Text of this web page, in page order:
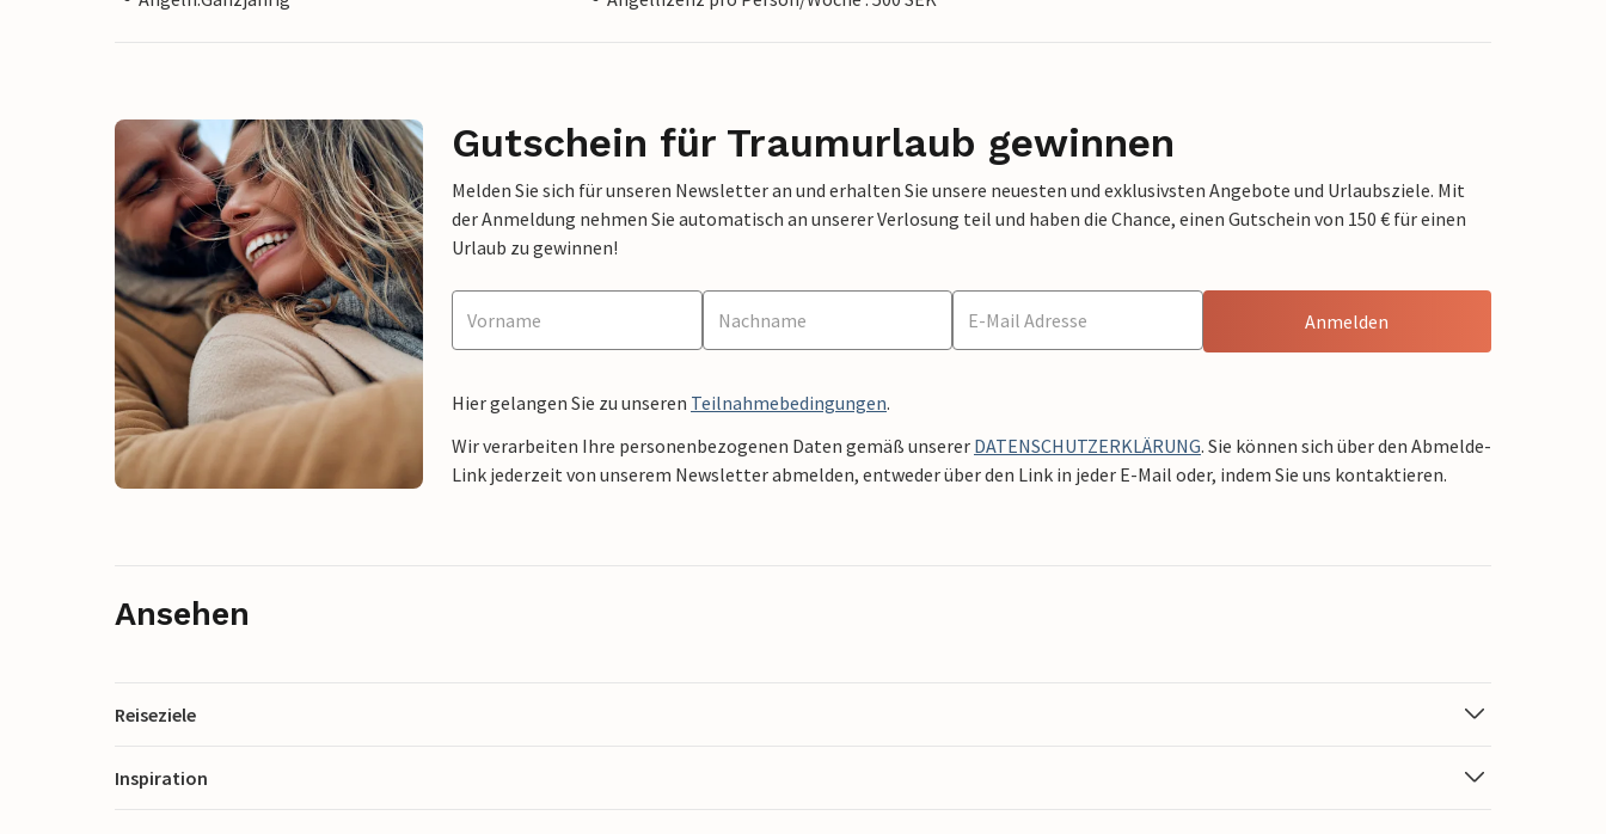
Gutschein für Traumurlaub gewinnen
Melden Sie sich für unseren Newsletter an und erhalten Sie unsere neuesten und exklusivsten Angebote und Urlaubsziele. Mit
der Anmeldung nehmen Sie automatisch an unserer Verlosung teil und haben die Chance, einen Gutschein von 150 € für einen
Urlaub zu gewinnen!
Anmelden
Hier gelangen Sie zu unseren Teilnahmebedingungen.
Wir verarbeiten Ihre personenbezogenen Daten gemäß unserer DATENSCHUTZERKLÄRUNG. Sie können sich über den Abmelde-
Link jederzeit von unserem Newsletter abmelden, entweder über den Link in jeder E-Mail oder, indem Sie uns kontaktieren.
Ansehen
Reiseziele
Inspiration